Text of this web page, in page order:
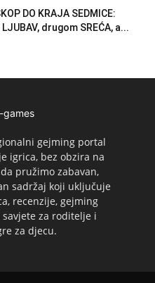
DO KRAJA SEDMICE:
drugom SREĆA, a...
gejming portal
igrica, bez obzira na
pružimo zabavan,
sadržaj koji uključuje
recenzije, gejming
za roditelje i
za djecu.